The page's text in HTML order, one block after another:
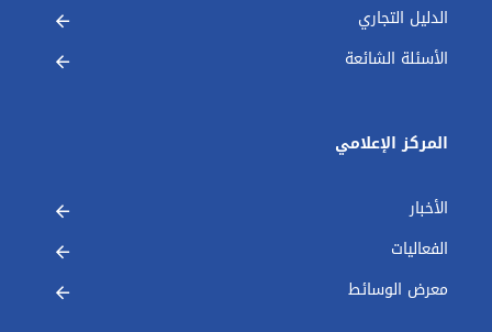
الدليل التجاري
الأسئلة الشائعة
المركز الإعلامي
الأخبار
الفعاليات
معرض الوسائط